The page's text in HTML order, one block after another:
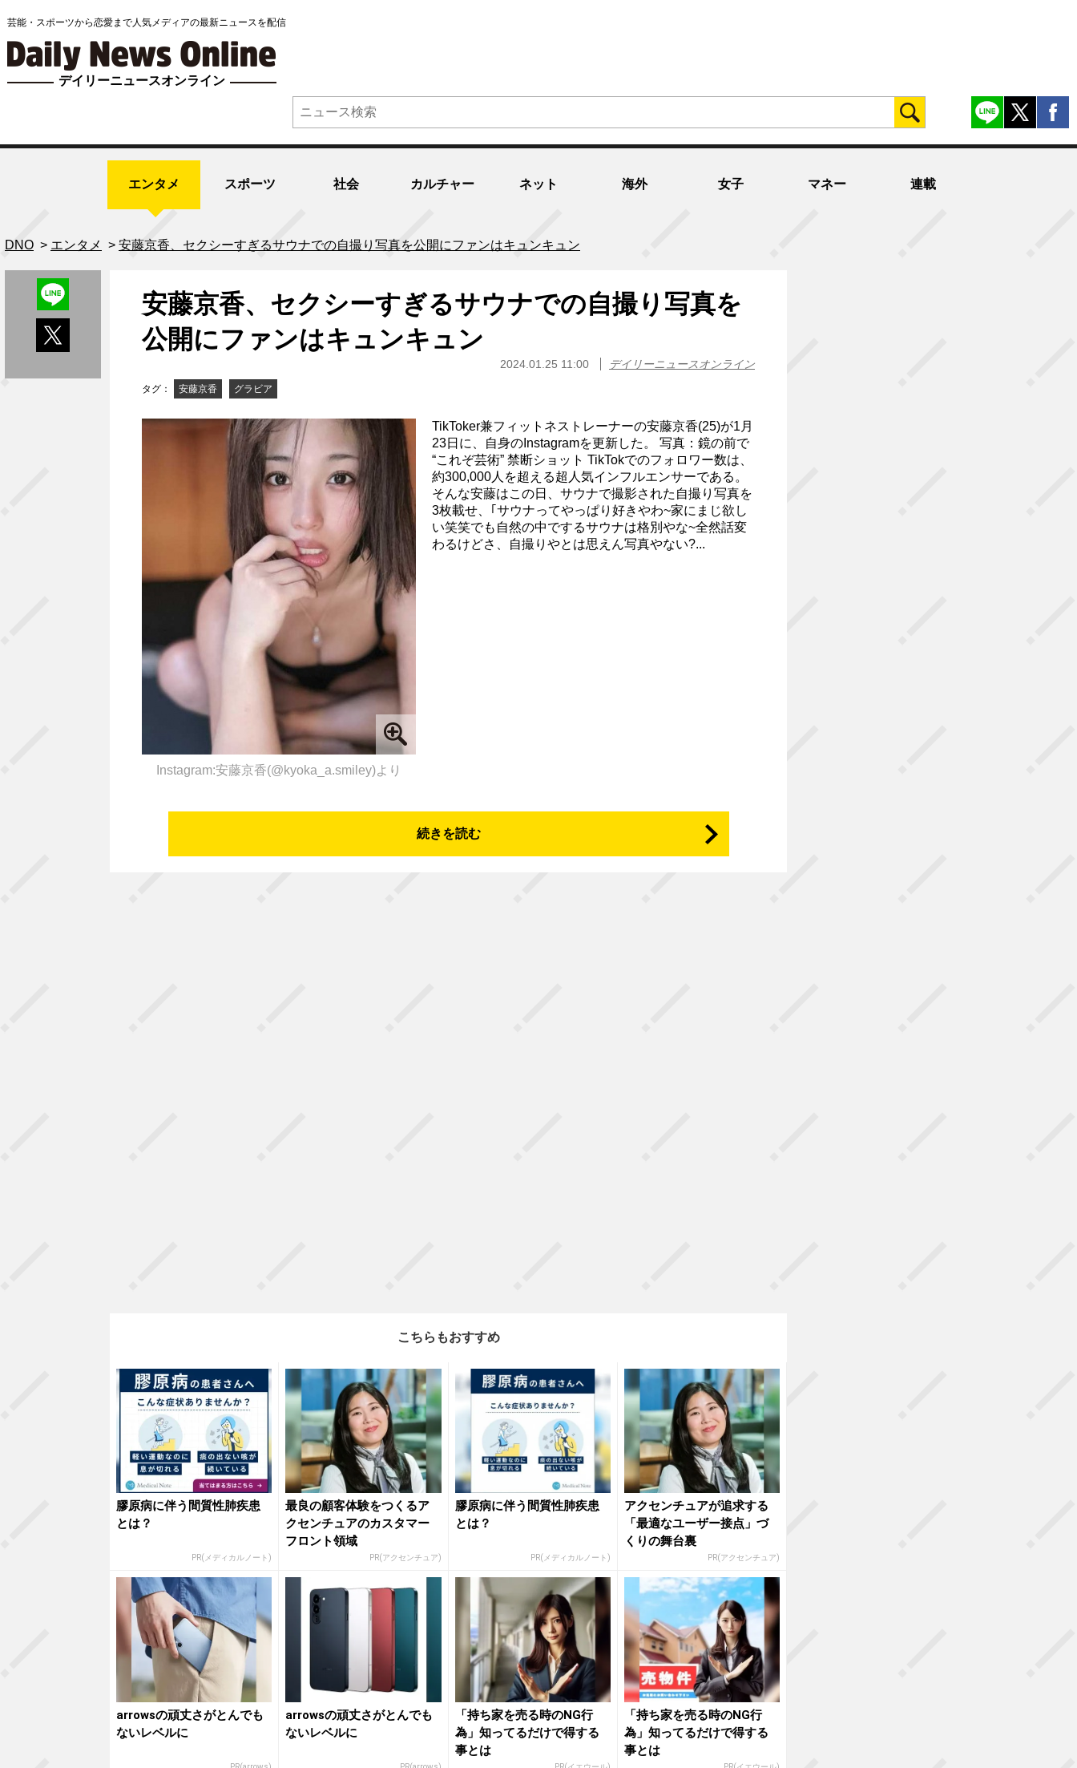
芸能・スポーツから恋愛まで人気メディアの最新ニュースを配信
デイリーニュースオンライン
エンタメ スポーツ 社会 カルチャー ネット 海外 女子 マネー 連載
DNO > エンタメ > 安藤京香、セクシーすぎるサウナでの自撮り写真を公開にファンはキュンキュン
安藤京香、セクシーすぎるサウナでの自撮り写真を
公開にファンはキュンキュン
2024.01.25 11:00 デイリーニュースオンライン
タグ： 安藤京香 グラビア
Instagram:安藤京香(@kyoka_a.smiley)より
TikToker兼フィットネストレーナーの安藤京香(25)が1月
23日に、自身のInstagramを更新した。 写真：鏡の前で
“これぞ芸術” 禁断ショット TikTokでのフォロワー数は、
約300,000人を超える超人気インフルエンサーである。
そんな安藤はこの日、サウナで撮影された自撮り写真を
3枚載せ、｢サウナってやっぱり好きやわ~家にまじ欲し
い笑笑でも自然の中でするサウナは格別やな~全然話変
わるけどさ、自撮りやとは思えん写真やない?...
続きを読む
こちらもおすすめ
膠原病に伴う間質性肺疾患
とは？
PR(メディカルノート)
最良の顧客体験をつくるア
クセンチュアのカスタマー
フロント領域
PR(アクセンチュア)
膠原病に伴う間質性肺疾患
とは？
PR(メディカルノート)
アクセンチュアが追求する
「最適なユーザー接点」づ
くりの舞台裏
PR(アクセンチュア)
arrowsの頑丈さがとんでも
ないレベルに
arrowsの頑丈さがとんでも
ないレベルに
「持ち家を売る時のNG行
為」知ってるだけで得する
事とは
「持ち家を売る時のNG行
為」知ってるだけで得する
事とは